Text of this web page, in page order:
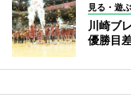
見る・遊ぶ
川崎ブ
優勝目